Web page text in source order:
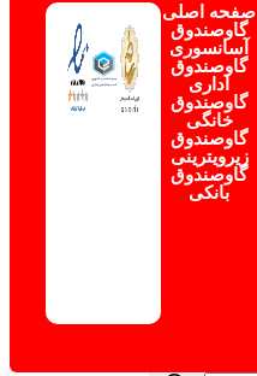
صفحه اصلی
گاوصندوق
آسانسوری
گاوصندوق
اداری
گاوصندوق
خانگی
گاوصندوق
زیرویترینی
گاوصندوق
بانکی